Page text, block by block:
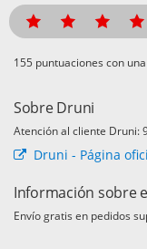
puntuaciones con
Sobre Druni
Atención al cliente Druni:
Druni - Página
Información sobre
Envío gratis en pedidos